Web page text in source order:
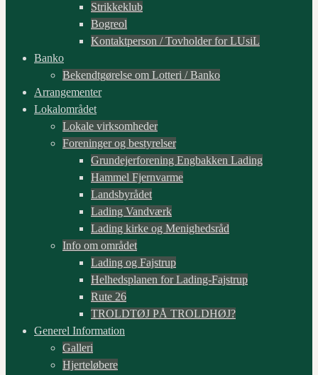
Strikkeklub
Bogreol
Kontaktperson / Tovholder for LUsiL
Banko
Bekendtgørelse om Lotteri / Banko
Arrangementer
Lokalområdet
Lokale virksomheder
Foreninger og bestyrelser
Grundejerforening Engbakken Lading
Hammel Fjernvarme
Landsbyrådet
Lading Vandværk
Lading kirke og Menighedsråd
Info om området
Lading og Fajstrup
Helhedsplanen for Lading-Fajstrup
Rute 26
TROLDTØJ PÅ TROLDHØJ?
Generel Information
Galleri
Hjerteløbere